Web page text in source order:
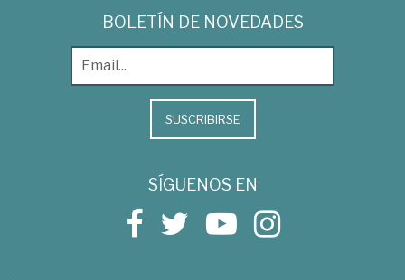
BOLETÍN DE NOVEDADES
SUSCRIBIRSE
SÍGUENOS EN